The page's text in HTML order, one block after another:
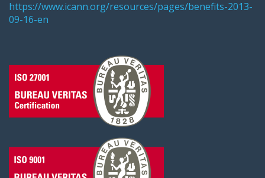
https://www.icann.org/resources/pages/benefits-2013-
09-16-en